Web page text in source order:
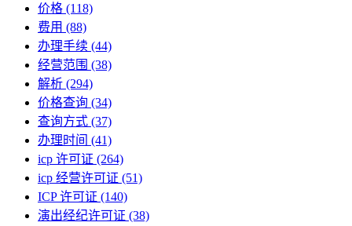
价格 (118)
费用 (88)
办理手续 (44)
经营范围 (38)
解析 (294)
价格查询 (34)
查询方式 (37)
办理时间 (41)
icp 许可证 (264)
icp 经营许可证 (51)
ICP 许可证 (140)
演出经纪许可证 (38)